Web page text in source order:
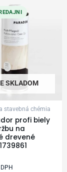
SKLADOM
stavebná chémia
profi biely
na
drevené